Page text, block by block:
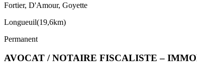
Fortier, D'Amour, Goyette
Longueuil(19,6km)
Permanent
AVOCAT / NOTAIRE FISCALISTE –